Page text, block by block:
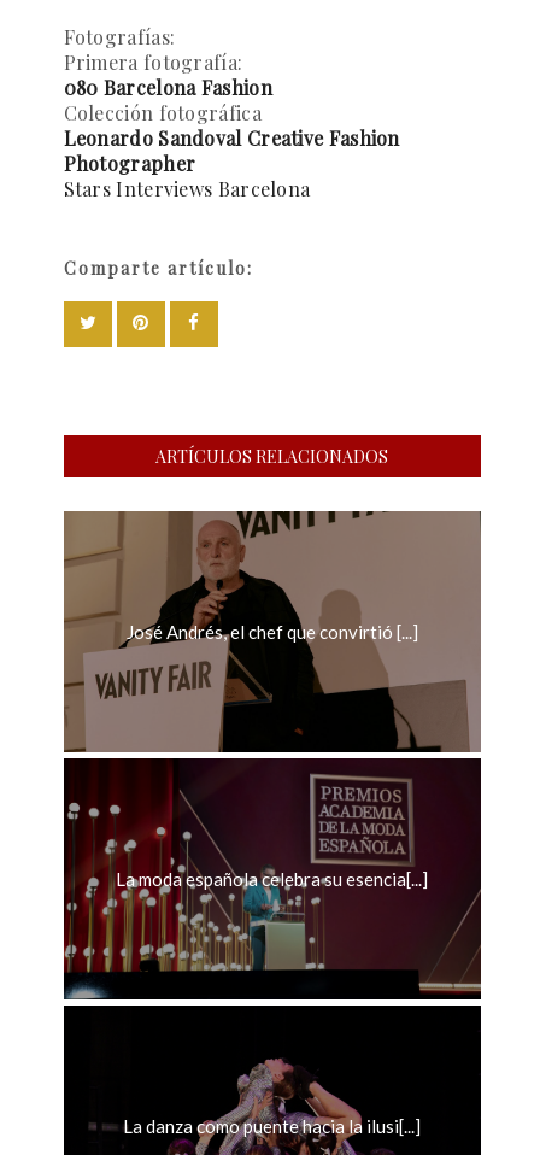
Fotografías:
Primera fotografía:
080 Barcelona Fashion
Colección fotográfica
Leonardo Sandoval Creative Fashion
Photographer
Stars Interviews Barcelona
Comparte artículo:
ARTÍCULOS RELACIONADOS
José Andrés, el chef que convirtió [...]
La moda española celebra su esencia[...]
La danza como puente hacia la ilusi[...]